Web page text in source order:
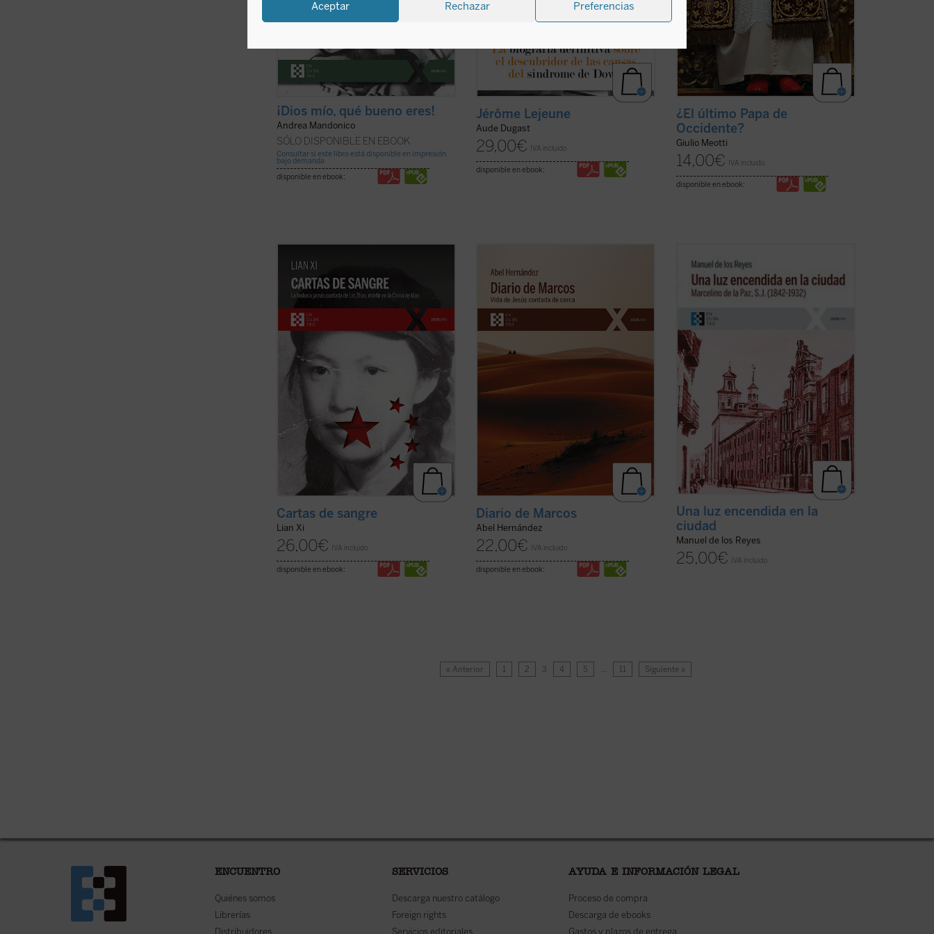
Aceptar Rechazar Preferencias
¡Dios mío, qué bueno eres!
Andrea Mandonico
SÓLO DISPONIBLE EN EBOOK
Consultar si este libro está disponible en impresión
bajo demanda
disponible en ebook:
Jérôme Lejeune
Aude Dugast
29,00€ IVA incluido
disponible en ebook:
¿El último Papa de
Occidente?
Giulio Meotti
14,00€ IVA incluido
disponible en ebook:
Cartas de sangre
Zhao, una poeta y periodista china
arrestada por el régimen de Mao en
1960 y ejecutada en la cúspide de la
Revolución Cultural. Sola entre las
víctimas de la dictadura maoísta,
mantuvo una ...
(ver ficha)
Cartas de sangre
Lian Xi
26,00€ IVA incluido
disponible en ebook:
maestría como cronista para dar color y
vida a la historia de Jesús de Nazaret,
que es «contada de cerca» por un aún
joven e inexperto evangelista Marcos, a
quien Jesús le encarga, nada más
Diario de Marcos
Abel Hernández
22,00€ IVA incluido
disponible en ebook:
Narra la vida de Marcelino de la Paz,
quien ingresó en el noviciado de la
Compañía de Jesús. Docente, predicador,
misionero, confesor e impulsor de obras
sociales, su biografía es a la par una
muestra de la implicación en el
ministerio del ...
Una luz encendida en la
ciudad
Manuel de los Reyes
25,00€ IVA incluido
« Anterior 1 2 3 4 5 … 11 Siguiente »
ENCUENTRO
Quiénes somos
Librerías
Distribuidores
SERVICIOS
Descarga nuestro catálogo
Foreign rights
Servicios editoriales
AYUDA E INFORMACIÓN LEGAL
Proceso de compra
Descarga de ebooks
Gastos y plazos de entrega